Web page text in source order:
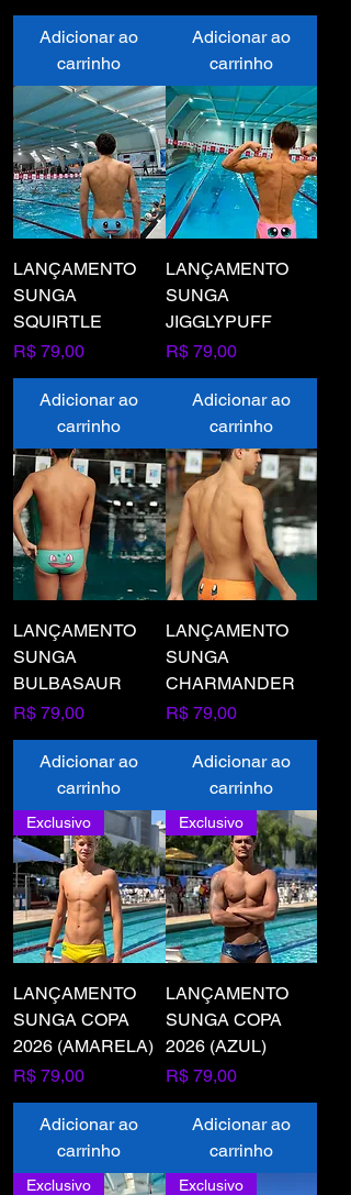
Adicionar ao
carrinho
Adicionar ao
carrinho
LANÇAMENTO
SUNGA
SQUIRTLE
Preço
R$ 79,00
Adicionar ao
carrinho
LANÇAMENTO
SUNGA
JIGGLYPUFF
Preço
R$ 79,00
Adicionar ao
carrinho
LANÇAMENTO
SUNGA
BULBASAUR
Preço
R$ 79,00
Adicionar ao
carrinho
LANÇAMENTO
SUNGA
CHARMANDER
Preço
R$ 79,00
Adicionar ao
carrinho
Exclusivo
LANÇAMENTO
SUNGA COPA
2026 (AMARELA)
Preço
R$ 79,00
Adicionar ao
carrinho
Exclusivo
LANÇAMENTO
SUNGA COPA
2026 (AZUL)
Preço
R$ 79,00
Adicionar ao
carrinho
Exclusivo Exclusivo